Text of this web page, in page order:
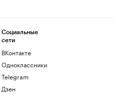
Социальные
сети
ВКонтакте
Одноклассники
Telegram
Дзен